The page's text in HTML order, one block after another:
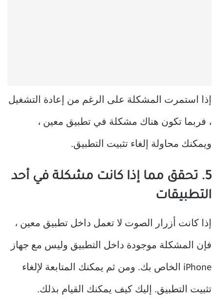
إذا استمرت المشكلة على الرغم من إعادة التشغيل
، فربما تكون هناك مشكلة في تطبيق معين ،
ويمكنك محاولة إلغاء تثبيت التطبيق.
5. تحقق مما إذا كانت مشكلة في أحد
التطبيقات
إذا كانت أزرار الصوت لا تعمل داخل تطبيق معين ،
فإن المشكلة موجودة داخل التطبيق وليس مع جهاز
iPhone الخاص بك. ومن ثم يمكنك المتابعة لإلغاء
تثبيت التطبيق. إليك كيف يمكنك القيام بذلك.